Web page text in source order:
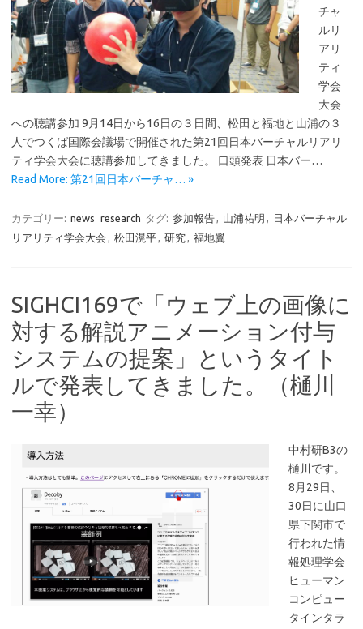
チャ
ルリ
アリ
ティ
学会
大会
への聴講参加 9月14日から16日の３日間、松田と福地と山浦の３
人でつくば国際会議場で開催された第21回日本バーチャルリアリ
ティ学会大会に聴講参加してきました。 口頭発表 日本バー…
Read More: 第21回日本バーチャ… »
カテゴリー: news research タグ: 参加報告, 山浦祐明 ,
日本バーチャル
リアリティ学会大会 , 松田滉平, 研究, 福地翼
SIGHCI169で「ウェブ上の画像に
対する解説アニメーション付与
システムの提案」というタイト
ルで発表してきました。（樋川
一幸）
中村研B3の
樋川です。
8月29日、
30日に山口
県下関市で
行われた情
報処理学会
ヒューマン
コンピュー
タインタラ